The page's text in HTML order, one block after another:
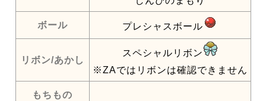
ボール プレシャスボール
リボン/あかし
スペシャルリボン
※ZAではリボンは確認できません
もちもの